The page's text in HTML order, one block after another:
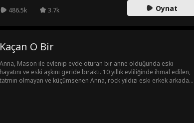
486.5k 3.7k Oynat
Kaçan O Bir
Anna, Mason ile evlenip evde oturan bir anne olduğunda eski
hayatını ve eski aşkını geride bıraktı. 10 yıllık evliliğinde ihmal edilen,
tatmin olmayan ve küçümsenen Anna, rock yıldızı eski erkek arkadaşı